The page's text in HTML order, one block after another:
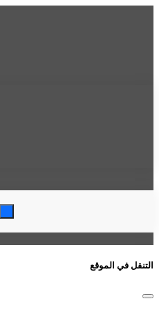
التنقل في الموقع